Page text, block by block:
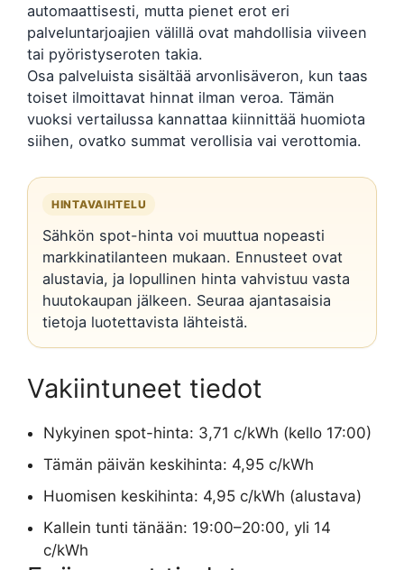
automaattisesti, mutta pienet erot eri
palveluntarjoajien välillä ovat mahdollisia viiveen
tai pyöristyseroten takia.
Osa palveluista sisältää arvonlisäveron, kun taas
toiset ilmoittavat hinnat ilman veroa. Tämän
vuoksi vertailussa kannattaa kiinnittää huomiota
siihen, ovatko summat verollisia vai verottomia.
HINTAVAIHTELU
Sähkön spot-hinta voi muuttua nopeasti
markkinatilanteen mukaan. Ennusteet ovat
alustavia, ja lopullinen hinta vahvistuu vasta
huutokaupan jälkeen. Seuraa ajantasaisia
tietoja luotettavista lähteistä.
Vakiintuneet tiedot
Nykyinen spot-hinta: 3,71 c/kWh (kello 17:00)
Tämän päivän keskihinta: 4,95 c/kWh
Huomisen keskihinta: 4,95 c/kWh (alustava)
Kallein tunti tänään: 19:00–20:00, yli 14
c/kWh